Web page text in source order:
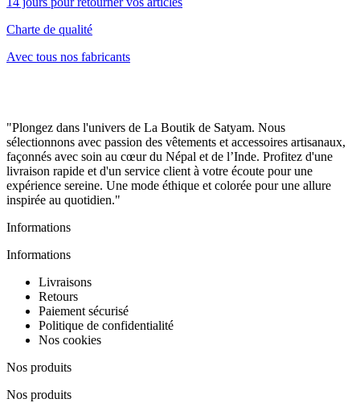
Charte de qualité
Avec tous nos fabricants
"Plongez dans l'univers de La Boutik de Satyam. Nous
sélectionnons avec passion des vêtements et accessoires artisanaux,
façonnés avec soin au cœur du Népal et de l’Inde. Profitez d'une
livraison rapide et d'un service client à votre écoute pour une
expérience sereine. Une mode éthique et colorée pour une allure
inspirée au quotidien."
Informations
Informations
Livraisons
Retours
Paiement sécurisé
Politique de confidentialité
Nos cookies
Nos produits
Nos produits